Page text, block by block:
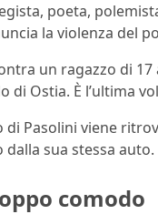
poeta,
la violenza del
un ragazzo di 17
di Ostia. È l’ultima
di Pasolini viene
sua stessa
comodo